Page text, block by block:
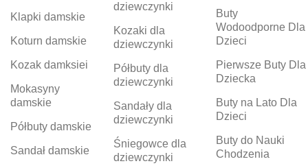
Klapki damskie
Koturn damskie
Kozak damksiei
Mokasyny
damskie
Półbuty damskie
Sandał damskie
dziewczynki
Kozaki dla
dziewczynki
Półbuty dla
dziewczynki
Sandały dla
dziewczynki
Śniegowce dla
dziewczynki
Buty
Wodoodporne Dla
Dzieci
Pierwsze Buty Dla
Dziecka
Buty na Lato Dla
Dzieci
Buty do Nauki
Chodzenia